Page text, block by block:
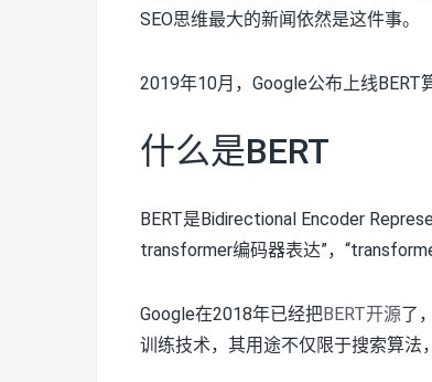
SEO思维最大的新闻依然是这件事。
2019年10月，Google公布上线BERT
什么是BERT
BERT是Bidirectional Encoder
transformer编码器表达”，
Google在2018年已经把BERT开源了
训练技术，其用途不仅限于搜索算法